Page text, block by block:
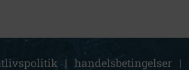
| handelsbetingelser |